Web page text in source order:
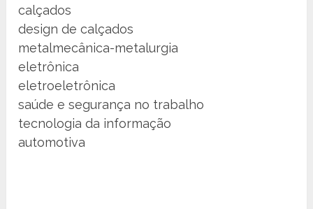
calçados
design de calçados
metalmecânica-metalurgia
eletrônica
eletroeletrônica
saúde e segurança no trabalho
tecnologia da informação
automotiva